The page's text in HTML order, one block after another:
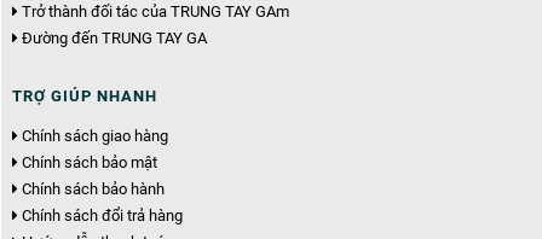
Trở thành đối tác của TRUNG TAY GAm
Đường đến TRUNG TAY GA
TRỢ GIÚP NHANH
Chính sách giao hàng
Chính sách bảo mật
Chính sách bảo hành
Chính sách đổi trả hàng